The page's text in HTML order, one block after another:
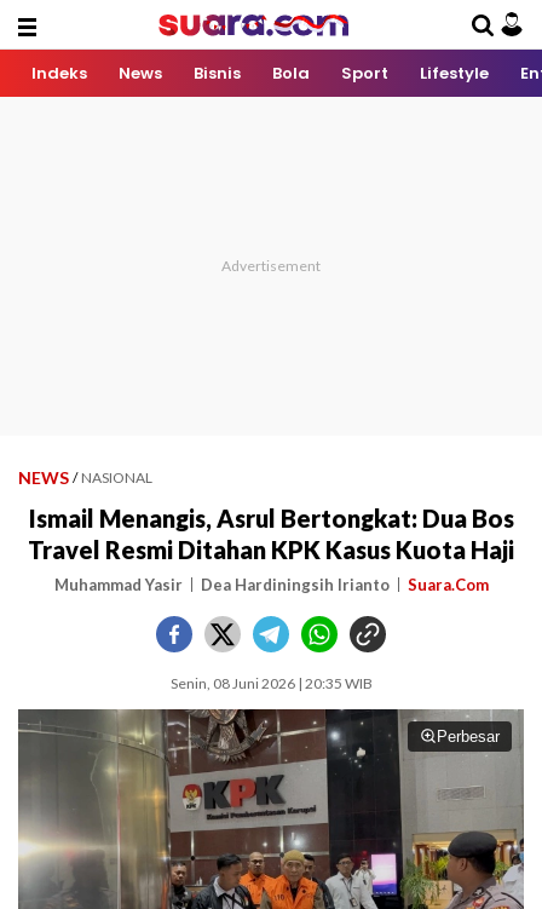
Indeks News Bisnis Bola Sport Lifestyle
NEWS / NASIONAL
Ismail Menangis, Asrul Bertongkat: Dua Bos
Travel Resmi Ditahan KPK Kasus Kuota Haji
Muhammad Yasir Dea Hardiningsih Irianto Suara.Com
Senin, 08 Juni 2026 | 20:35 WIB
Perbesar